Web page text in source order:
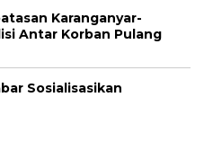
Karanganyar-
Antar Korban Pulang
Sosialisasikan